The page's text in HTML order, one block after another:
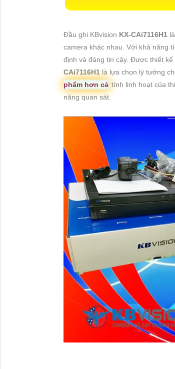
Đầu ghi KBvision KX-CAi7116H1
camera khác nhau. Với khả năng
định và đáng tin cậy. Được thiết
CAi7116H1là lựa chọn lý tưởng
phẩm hơn cả tính linh hoạt của
năng quan sát.